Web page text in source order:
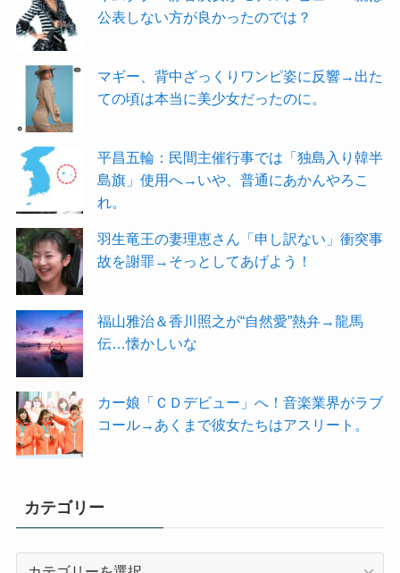
公表しない方が良かったのでは？
マギー、背中ざっくりワンピ姿に反響→出た
ての頃は本当に美少女だったのに。
平昌五輪：民間主催行事では「独島入り韓半
島旗」使用へ→いや、普通にあかんやろこ
れ。
羽生竜王の妻理恵さん「申し訳ない」衝突事
故を謝罪→そっとしてあげよう！
福山雅治＆香川照之が“自然愛”熱弁→龍馬
伝…懐かしいな
カー娘「ＣＤデビュー」へ！音楽業界がラブ
コール→あくまで彼女たちはアスリート。
カテゴリー